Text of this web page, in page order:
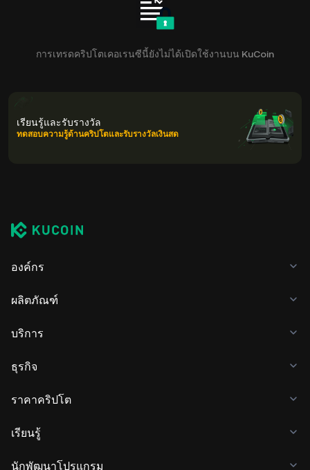
การเทรดคริปโตเคอเรนซีนี้ยังไม่ได้เปิดใช้งานบน KuCoin
เรียนรู้และรับรางวัล
ทดสอบความรู้ด้านคริปโตและรับรางวัลเงินสด
องค์กร
ผลิตภัณฑ์
บริการ
ธุรกิจ
ราคาคริปโต
เรียนรู้
นักพัฒนาโปรแกรม